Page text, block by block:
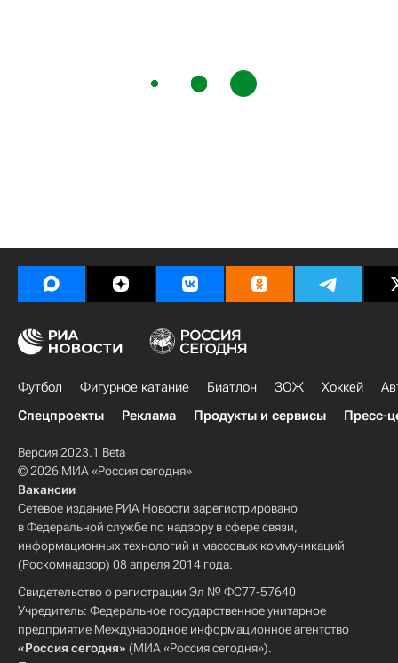
Футбол Фигурное катание Биатлон ЗОЖ Хоккей
Спецпроекты
Реклама Продукты и сервисы Пресс-
Версия 2023.1 Beta
© 2026 МИА «Россия сегодня»
Вакансии
Сетевое издание РИА Новости зарегистрировано
в Федеральной службе по надзору в сфере связи,
информационных технологий и массовых коммуникаций
(Роскомнадзор) 08 апреля 2014 года.
Свидетельство о регистрации Эл № ФС77-57640
Учредитель: Федеральное государственное унитарное
предприятие Международное информационное агентство
«Россия сегодня» (МИА «Россия сегодня»).